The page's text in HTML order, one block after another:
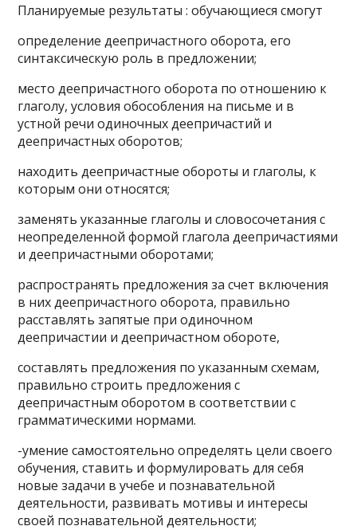
Планируемые результаты : обучающиеся смогут
определение деепричастного оборота, его
синтаксическую роль в предложении;
место деепричастного оборота по отношению к
глаголу, условия обособления на письме и в
устной речи одиночных деепричастий и
деепричастных оборотов;
находить деепричастные обороты и глаголы, к
которым они относятся;
заменять указанные глаголы и словосочетания с
неопределенной формой глагола деепричастиями
и деепричастными оборотами;
распространять предложения за счет включения
в них деепричастного оборота, правильно
расставлять запятые при одиночном
деепричастии и деепричастном обороте,
составлять предложения по указанным схемам,
правильно строить предложения с
деепричастным оборотом в соответствии с
грамматическими нормами.
-умение самостоятельно определять цели своего
обучения, ставить и формулировать для себя
новые задачи в учебе и познавательной
деятельности, развивать мотивы и интересы
своей познавательной деятельности;